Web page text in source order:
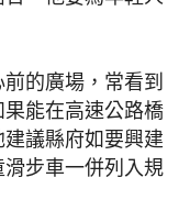
的廣場，常看到
能在高速公路橋
議縣府如要興建
步車一併列入規